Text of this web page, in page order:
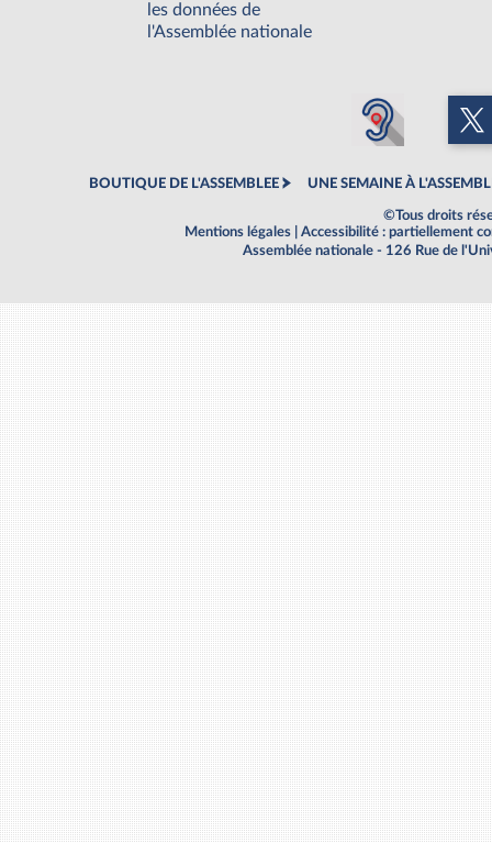
les données de
l'Assemblée nationale
BOUTIQUE DE L'ASSEMBLEE UNE SEMAINE À
©Tous droits
Mentions légales
Accessibilité : partiellement
Assemblée nationale - 126 Rue de